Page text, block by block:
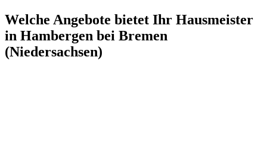
Welche Angebote bietet Ihr Hausmeister
in Hambergen bei Bremen
(Niedersachsen)